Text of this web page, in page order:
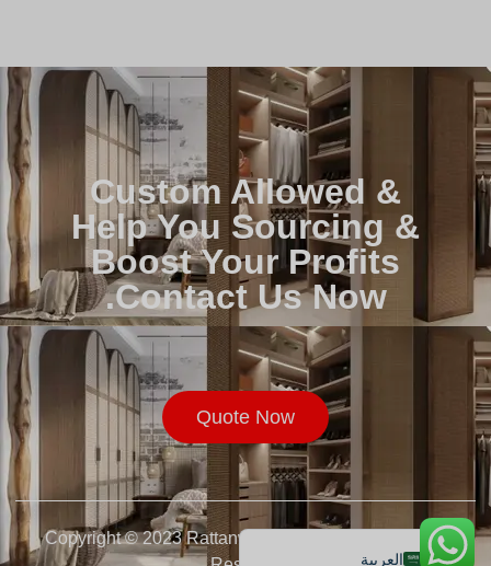
Custom Allowed &
Help You Sourcing &
Boost Your Profits
Contact Us Now.
Quote Now
Copyright © 2023 Rattanwholesaler.com. All Rights
العربية
Español de México
Français
Русский